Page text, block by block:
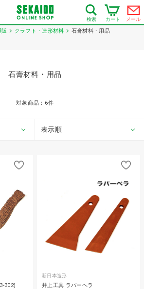
検索 カート メール
クラフト・造形材料 石膏材料・用品
石膏材料・用品
対象商品： 6件
表示順
302)
新日本造形
井上工具 ラバーヘラ